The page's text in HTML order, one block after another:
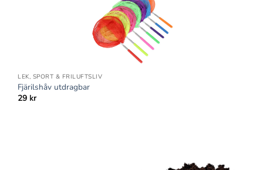
LEK, SPORT & FRILUFTSLIV
Fjärilshåv utdragbar
29 kr